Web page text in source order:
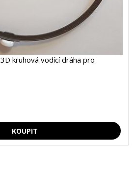
kruhová vodící dráha pro